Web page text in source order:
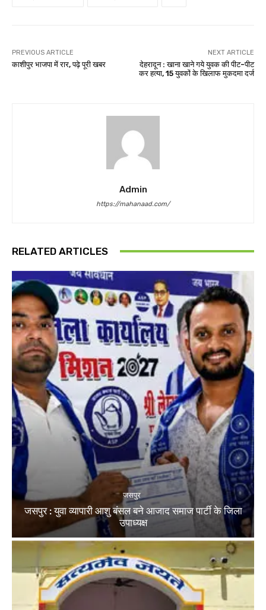
PREVIOUS ARTICLE
काशीपुर भाजपा में रार, पढ़े पूरी खबर
NEXT ARTICLE
देहरादून : खाना खाने गये युवक की पीट-पीट
कर हत्या, 15 युवकों के खिलाफ मुकदमा दर्ज
Admin
https://mahanaad.com/
RELATED ARTICLES
जसपुर
जसपुर : युवा व्यापारी आशु बंसल बने आजाद समाज पार्टी के जिला
उपाध्यक्ष